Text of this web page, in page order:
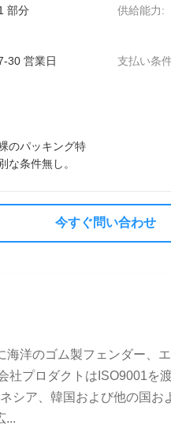
部分 供給能力:
30 営業日 支払い条
のパッキング特
な条件無し。
今すぐ問い合わせ
洋のゴム製フェンダー、
プロダクトはISO9001を
シア、韓国および他の国お
...